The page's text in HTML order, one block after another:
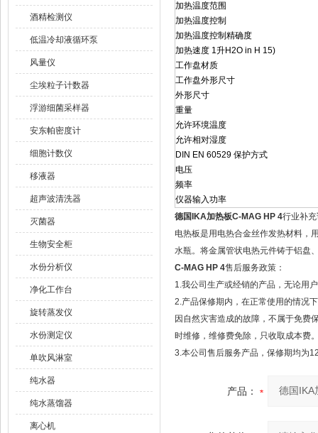
酒精检测仪
低温冷却液循环泵
风量仪
尘埃粒子计数器
浮游细菌采样器
安东帕密度计
细胞计数仪
移液器
超声波清洗器
灭菌器
生物安全柜
水份分析仪
净化工作台
旋转蒸发仪
水份测定仪
单吹风淋室
纯水器
纯水蒸馏器
离心机
加热温度范围
加热温度控制
加热温度控制精确度
加热速度 1升H2O in H 15)
工作盘材质
工作盘外形尺寸
外形尺寸
重量
允许环境温度
允许相对湿度
DIN EN 60529 保护方式
电压
频率
仪器输入功率
德国IKA加热板C-MAG HP 4行业补
电热板是用电热合金丝作发热材料，
水瓶。将金属管状电热元件铸于铝盘
C-MAG HP 4售后服务政策：
1.我公司生产或经销的产品，无论用
2.产品保修期内，在正常使用的情况
因自然灾害造成的故障，不属于免费
时维修，维修费免除，只收取成本费
3.本公司售后服务产品，保修期均为
产品：